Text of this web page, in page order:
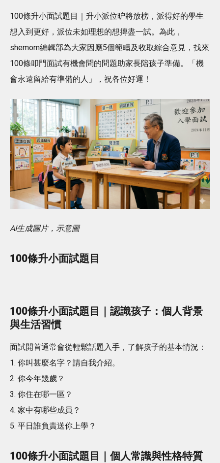
100條升小面試題目｜升小派位昈將放榜，派得好的學生
想入到更好，派位未如理想的想摶盡一試。為此，
shemom編輯部為大家因應5個範疇及收取綜合意見，找來
100條叩門面試有機會問的問題助家長陪孩子準備。「機
會永遠留給有準備的人」，祝各位好運！
AI生成圖片，示意圖
100條升小面試題目
100條升小面試題目｜認識孩子：個人背景
與生活習慣
面試開首通常會從輕鬆話題入手，了解孩子的基本情況：
1. 你叫甚麼名字？請自我介紹。
2. 你今年幾歲？
3. 你住在哪一區？
4. 家中有哪些成員？
5. 平日誰負責送你上學？
100條升小面試題目｜個人常識與性格特質